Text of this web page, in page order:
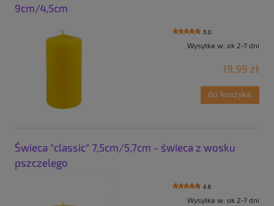
9cm/4,5cm
5.0
Wysyłka w: ok 2-7 dni
19,99 zł
do koszyka
Świeca "classic" 7,5cm/5,7cm - świeca z wosku
pszczelego
4.8
Wysyłka w: ok 2-7 dni